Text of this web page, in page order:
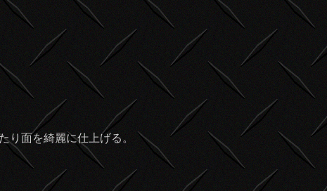
面を綺麗に仕上げる。